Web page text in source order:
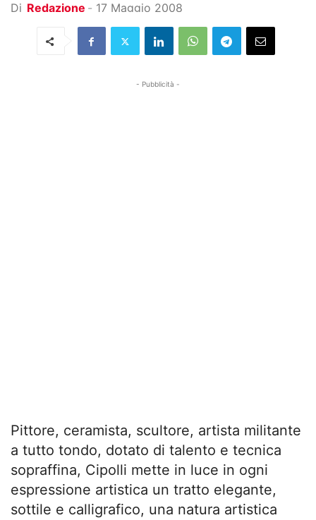
Di Redazione - 17 Maggio 2008
- Pubblicità -
Pittore, ceramista, scultore, artista militante
a tutto tondo, dotato di talento e tecnica
sopraffina, Cipolli mette in luce in ogni
espressione artistica un tratto elegante,
sottile e calligrafico, una natura artistica